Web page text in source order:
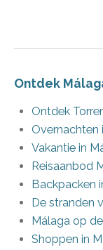
Ontdek
Ontdek
Overnachten
Vakantie in
Reisaanbod
Backpacken
De stranden
Málaga op
Shoppen in